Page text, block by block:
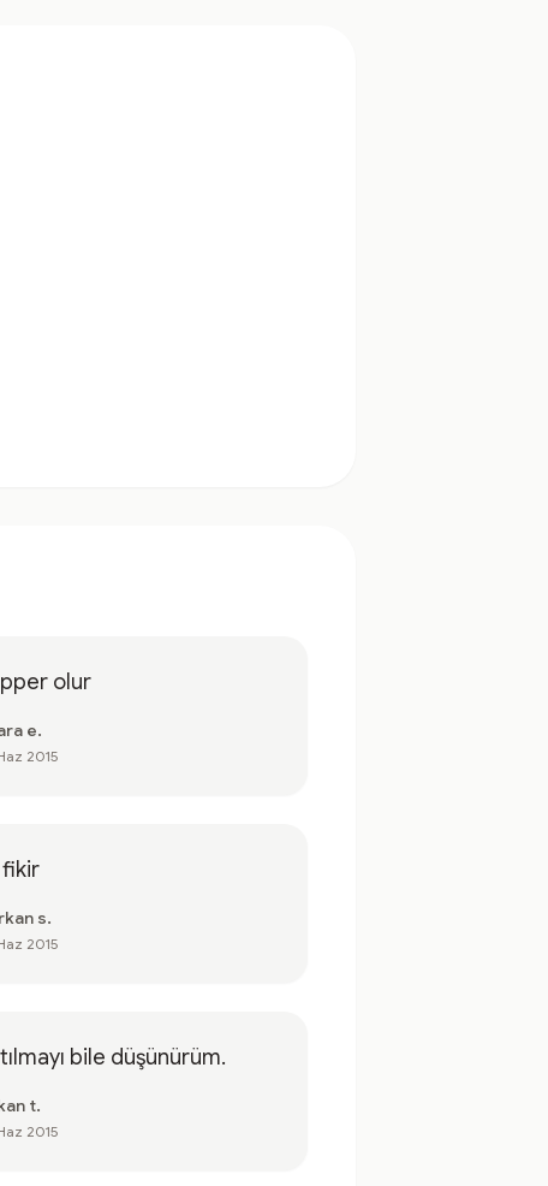
olur
e.
2015
fikir
s.
2015
bile düşünürüm.
t.
2015